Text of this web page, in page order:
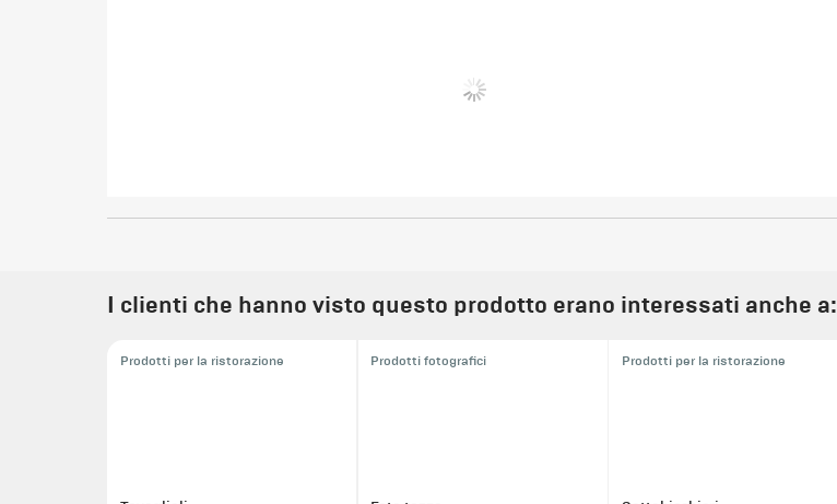
I clienti che hanno visto questo prodotto erano interessati anche a:
Prodotti per la ristorazione Prodotti fotografici Prodotti per la ristorazione